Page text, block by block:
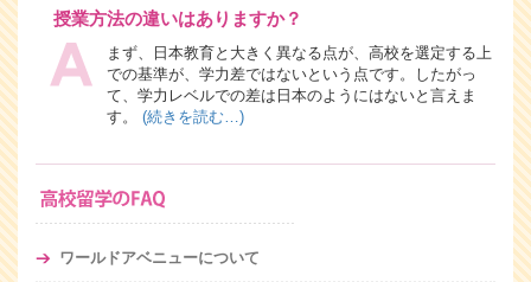
授業方法の違いはありますか？
まず、日本教育と大きく異なる点が、高校を選定する上
での基準が、学力差ではないという点です。したがっ
て、学力レベルでの差は日本のようにはないと言えま
す。 (続きを読む…)
ワールドアベニューについて